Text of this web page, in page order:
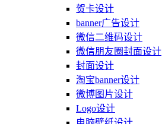
贺卡设计
banner广告设计
微信二维码设计
微信朋友圈封面设计
封面设计
淘宝banner设计
微博图片设计
Logo设计